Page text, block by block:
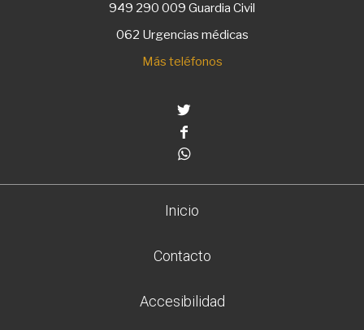
949 290 009 Guardia Civil
062 Urgencias médicas
Más teléfonos
Inicio
Contacto
Accesibilidad